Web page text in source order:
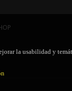
la usabilidad y